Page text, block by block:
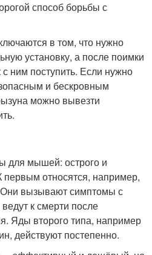
способ борьбы с
в том, что нужно
установку, а после поимки
ним поступить. Если нужно
и бескровным
можно вывезти
для мышей: острого и
первым относятся, например,
вызывают симптомы с
к смерти после
Яды второго типа, например
действуют постепенно.